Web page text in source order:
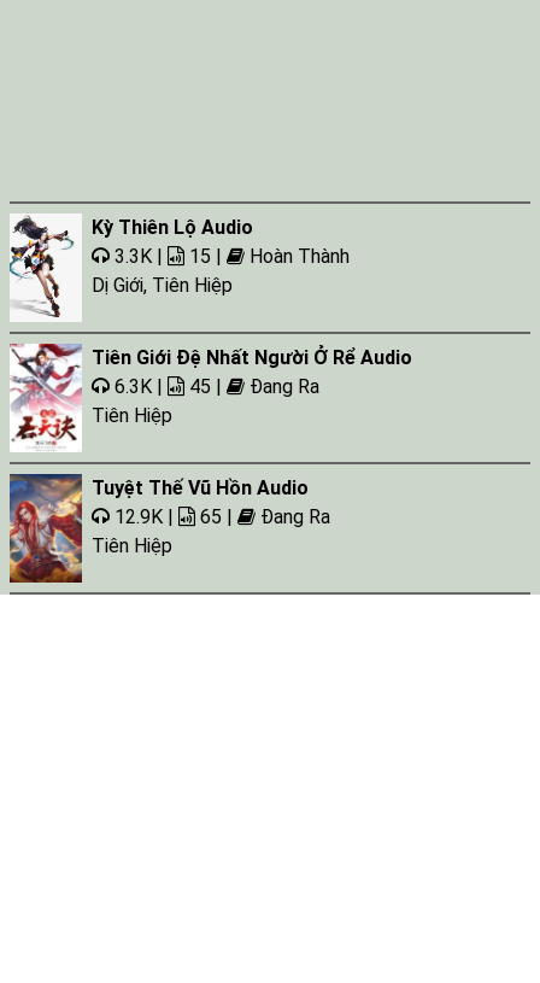
Kỳ Thiên Lộ Audio
3.3K |
15 |
Hoàn Thành
Dị Giới, Tiên Hiệp
Tiên Giới Đệ Nhất Người Ở Rể Audio
6.3K |
45 |
Đang Ra
Tiên Hiệp
Tuyệt Thế Vũ Hồn Audio
12.9K |
65 |
Đang Ra
Tiên Hiệp